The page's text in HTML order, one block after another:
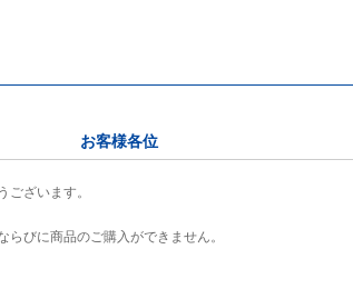
お客様各位
ございます。
びに商品のご購入ができません。